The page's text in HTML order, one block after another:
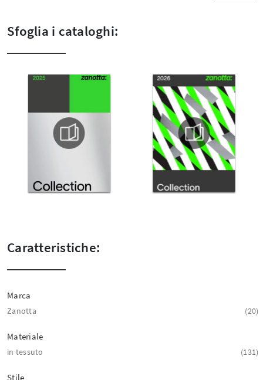
Sfoglia i cataloghi:
Caratteristiche:
Marca
Zanotta 20
Materiale
in tessuto 131
Stile